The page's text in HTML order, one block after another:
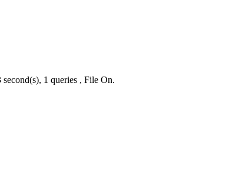
second(s), 1 queries , File On.